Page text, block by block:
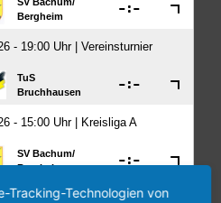
Tracking-Technologien von